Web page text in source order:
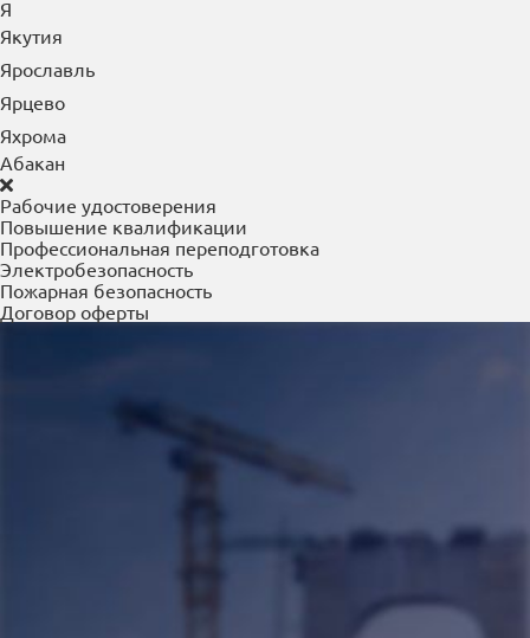
Я
Якутия
Ярославль
Ярцево
Яхрома
Абакан
Рабочие удостоверения
Повышение квалификации
Профессиональная переподготовка
Электробезопасность
Пожарная безопасность
Договор оферты